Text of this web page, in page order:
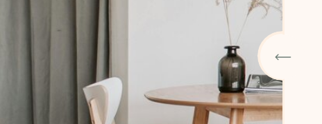
LIRE LA SUITE